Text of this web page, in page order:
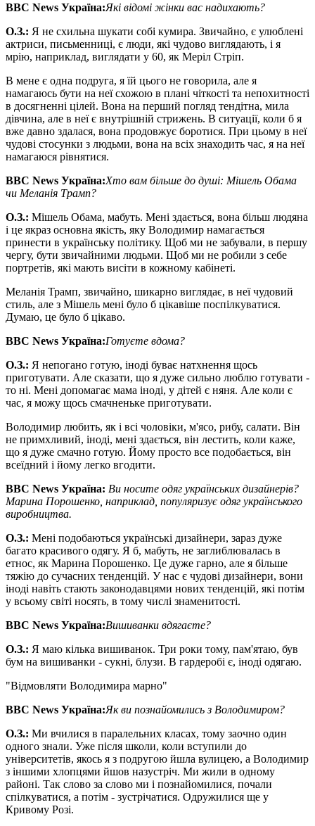
BBC News Україна:Які відомі жінки вас надихають?
О.З.: Я не схильна шукати собі кумира. Звичайно, є улюблені
актриси, письменниці, є люди, які чудово виглядають, і я
мрію, наприклад, виглядати у 60, як Меріл Стріп.
В мене є одна подруга, я їй цього не говорила, але я
намагаюсь бути на неї схожою в плані чіткості та непохитності
в досягненні цілей. Вона на перший погляд тендітна, мила
дівчина, але в неї є внутрішній стрижень. В ситуації, коли б я
вже давно здалася, вона продовжує боротися. При цьому в неї
чудові стосунки з людьми, вона на всіх знаходить час, я на неї
намагаюся рівнятися.
BBC News Україна:Хто вам більше до душі: Мішель Обама
чи Меланія Трамп?
О.З.: Мішель Обама, мабуть. Мені здається, вона більш людяна
і це якраз основна якість, яку Володимир намагається
принести в українську політику. Щоб ми не забували, в першу
чергу, бути звичайними людьми. Щоб ми не робили з себе
портретів, які мають висіти в кожному кабінеті.
Меланія Трамп, звичайно, шикарно виглядає, в неї чудовий
стиль, але з Мішель мені було б цікавіше поспілкуватися.
Думаю, це було б цікаво.
BBC News Україна:Готуєте вдома?
О.З.: Я непогано готую, іноді буває натхнення щось
приготувати. Але сказати, що я дуже сильно люблю готувати -
то ні. Мені допомагає мама іноді, у дітей є няня. Але коли є
час, я можу щось смачненьке приготувати.
Володимир любить, як і всі чоловіки, м'ясо, рибу, салати. Він
не примхливий, іноді, мені здається, він лестить, коли каже,
що я дуже смачно готую. Йому просто все подобається, він
всеїдний і йому легко вгодити.
BBC News Україна: Ви носите одяг українських дизайнерів?
Марина Порошенко, наприклад, популяризує одяг українського
виробництва.
О.З.: Мені подобаються українські дизайнери, зараз дуже
багато красивого одягу. Я б, мабуть, не заглиблювалась в
етнос, як Марина Порошенко. Це дуже гарно, але я більше
тяжію до сучасних тенденцій. У нас є чудові дизайнери, вони
іноді навіть стають законодавцями нових тенденцій, які потім
у всьому світі носять, в тому числі знаменитості.
BBC News Україна:Вишиванки вдягаєте?
О.З.: Я маю кілька вишиванок. Три роки тому, пам'ятаю, був
бум на вишиванки - сукні, блузи. В гардеробі є, іноді одягаю.
"Відмовляти Володимира марно"
BBC News Україна:Як ви познайомились з Володимиром?
О.З.: Ми вчилися в паралельних класах, тому заочно один
одного знали. Уже після школи, коли вступили до
університетів, якось я з подругою йшла вулицею, а Володимир
з іншими хлопцями йшов назустріч. Ми жили в одному
районі. Так слово за слово ми і познайомилися, почали
спілкуватися, а потім - зустрічатися. Одружилися ще у
Кривому Розі.